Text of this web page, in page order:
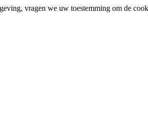
vragen we uw toestemming om de